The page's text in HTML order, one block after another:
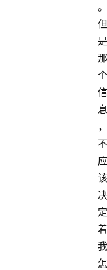
。
但
是
那
个
信
息
，
不
应
该
决
定
着
我
怎